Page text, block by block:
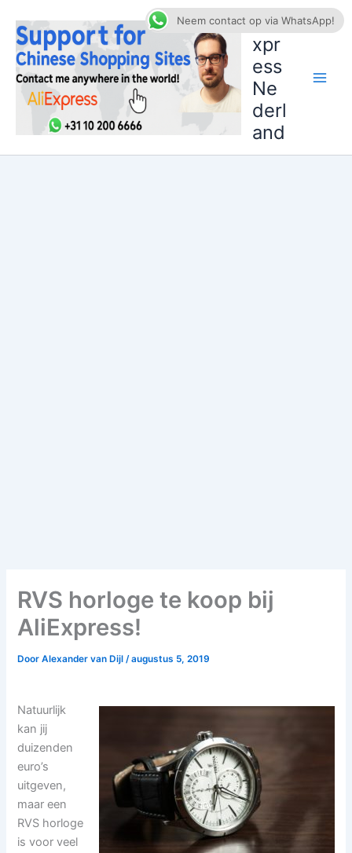
naar
inhoud
AliE
xpr
ess
Ne
derl
and
RVS horloge te koop bij
AliExpress!
DoorAlexander van Dijl/augustus 5, 2019
Natuurlijk
kan jij
duizenden
euro’s
uitgeven,
maar een
RVS horloge
is voor veel
Neem contact op via WhatsApp!